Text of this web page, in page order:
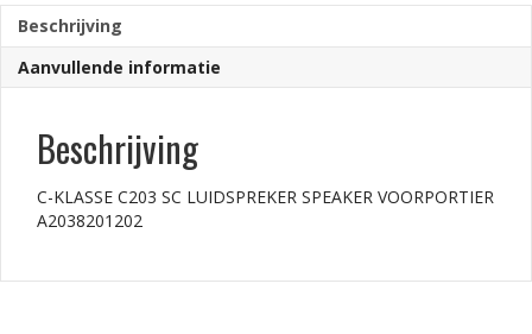
aantal
Beschrijving
Aanvullende informatie
Beschrijving
C-KLASSE C203 SC LUIDSPREKER SPEAKER VOORPORTIER
A2038201202